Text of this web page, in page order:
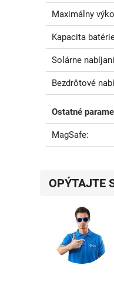
Maximálny
Kapacita
Solárne
Bezdrôtové
Ostatné
MagSafe
OPÝTAJTE